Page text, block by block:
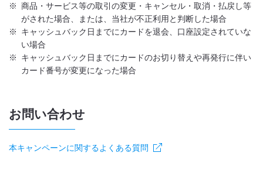
※ 商品・サービス等の取引の変更・キャンセル・取消・払戻し等
がされた場合、または、当社が不正利用と判断した場合
※
キャッシュバック日までにカードを退会、口座設定されていな
い場合
※
キャッシュバック日までにカードのお切り替えや再発行に伴い
カード番号が変更になった場合
お問い合わせ
本キャンペーンに関するよくある質問